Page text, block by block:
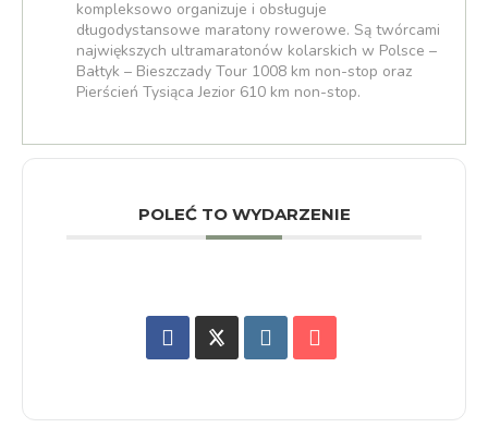
kompleksowo organizuje i obsługuje
długodystansowe maratony rowerowe. Są twórcami
największych ultramaratonów kolarskich w Polsce –
Bałtyk – Bieszczady Tour 1008 km non-stop oraz
Pierścień Tysiąca Jezior 610 km non-stop.
POLEĆ TO WYDARZENIE